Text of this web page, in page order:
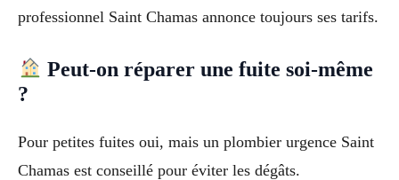
professionnel Saint Chamas annonce toujours ses tarifs.
Peut-on réparer une fuite soi-même
?
Pour petites fuites oui, mais un plombier urgence Saint
Chamas est conseillé pour éviter les dégâts.